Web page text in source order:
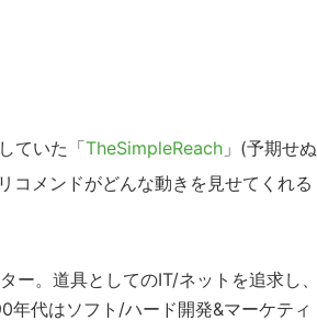
ていた「TheSimpleReach 」(予期せぬ
コメンドがどんな動きを見せてくれる
。道具としてのIT/ネットを追求し、
年代はソフト/ハード開発&マーケティ